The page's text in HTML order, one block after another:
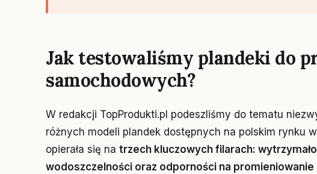
Jak testowaliśmy plandeki do
samochodowych?
W redakcji TopProdukti.pl podeszliśmy do tematu
różnych modeli plandek dostępnych na polskim rynku
opierała się na trzech kluczowych filarach:
wodoszczelności oraz odporności na promieniowanie